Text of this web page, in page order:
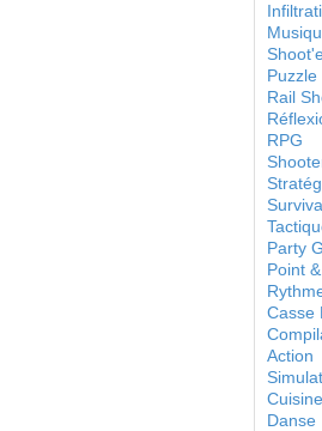
Puzzle
Rail
RPG
Party
Point
Casse
Action
Cuisine
Danse